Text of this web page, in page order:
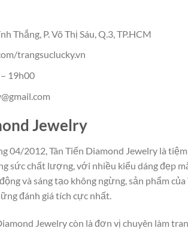
Thắng, P. Võ Thị Sáu, Q.3, TP.HCM
trangsuclucky.vn
19h00
Jewelry
2012, Tân Tiến Diamond Jewelry là
sức chất lượng, với nhiều kiểu dáng đẹp
và sáng tạo không ngừng, sản phẩm
đánh giá tích cực nhất.
Jewelry còn là đơn vị chuyên làm